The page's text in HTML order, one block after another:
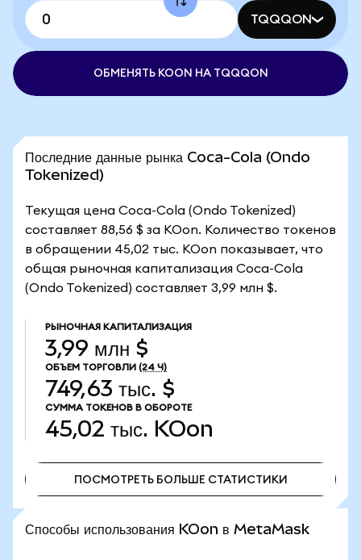
TQQQON
ОБМЕНЯТЬ KOON НА TQQQON
Последние данные рынка Coca-Cola (Ondo
Tokenized)
Текущая цена Coca-Cola (Ondo Tokenized)
составляет 88,56 $ за KOon. Количество токенов
в обращении 45,02 тыс. KOon показывает, что
общая рыночная капитализация Coca-Cola
(Ondo Tokenized) составляет 3,99 млн $.
РЫНОЧНАЯ КАПИТАЛИЗАЦИЯ
3,99 млн $
ОБЪЕМ ТОРГОВЛИ (24 Ч)
749,63 тыс. $
СУММА ТОКЕНОВ В ОБОРОТЕ
45,02 тыс. KOon
ПОСМОТРЕТЬ БОЛЬШЕ СТАТИСТИКИ
Способы использования KOon в MetaMask